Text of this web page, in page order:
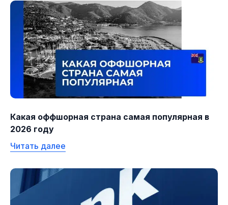
Какая оффшорная страна самая популярная в
2026 году
Читать далее